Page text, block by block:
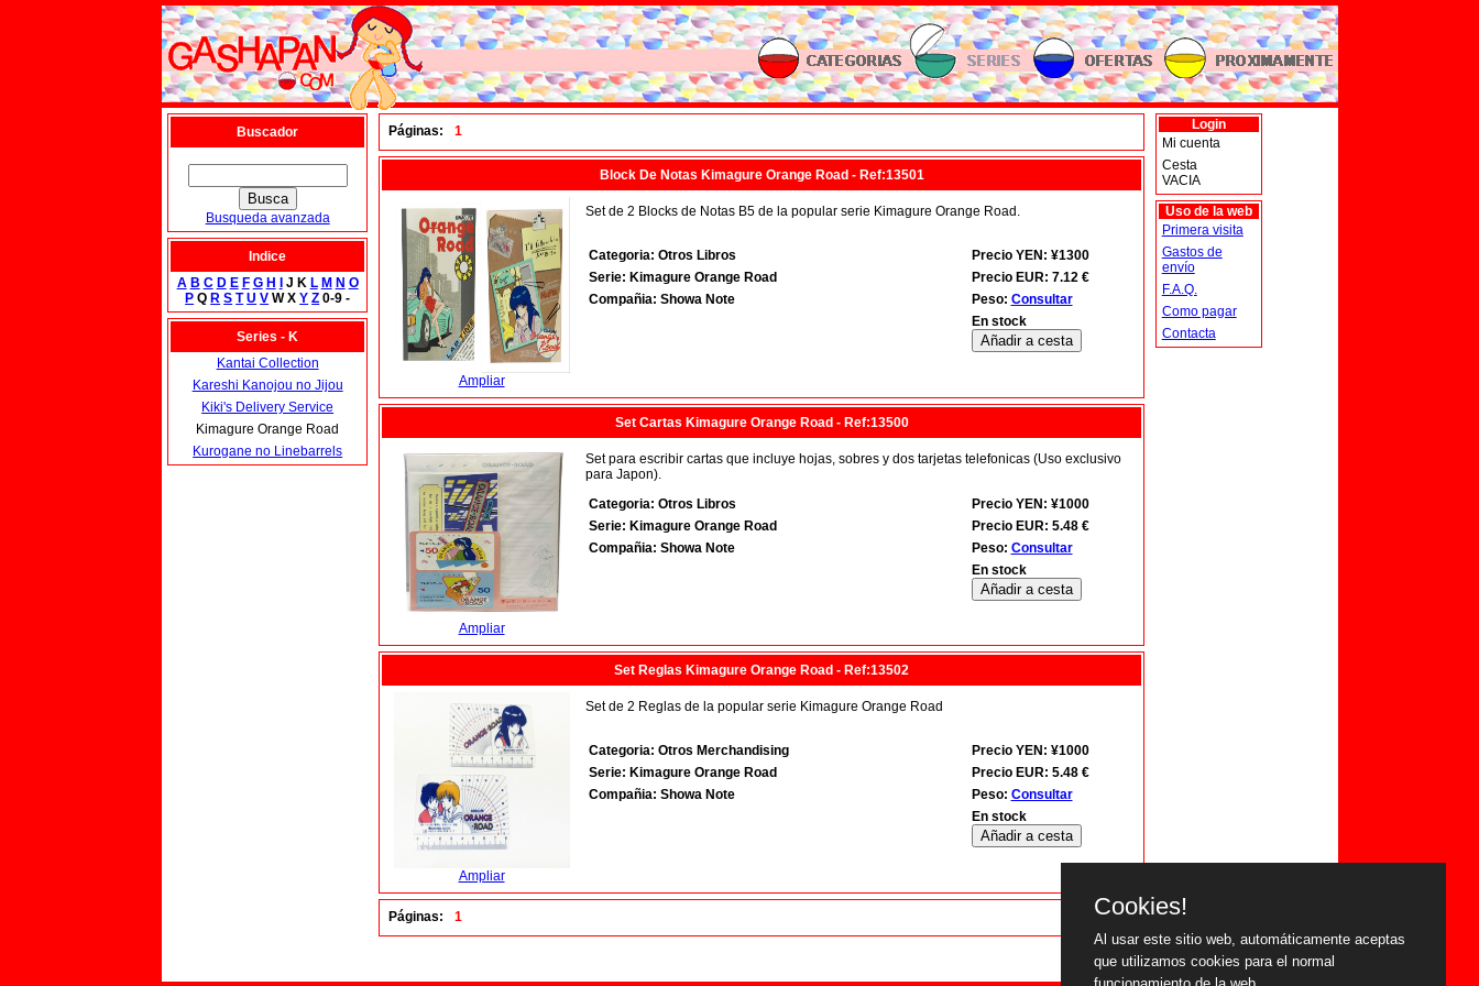
Buscador
Busqueda avanzada
Indice
A B C D E F G H J K L M N O
P Q R S T U V W XY Z 0-9 -
Series - K
Kantai Collection
Kareshi Kanojou no Jijou
Kiki's Delivery Service
Kimagure Orange Road
Kurogane no Linebarrels
Páginas: 1
Block De Notas Kimagure Orange Road - Ref:13501
Ampliar
Set de 2 Blocks de Notas B5 de la popular serie Kimagure Orange Road.
Categoria: Otros Libros
Serie: Kimagure Orange Road
Compañia: Showa Note
Precio YEN: ¥1300
Precio EUR: 7.12 €
Peso: Consultar
En stock
Set Cartas Kimagure Orange Road - Ref:13500
Ampliar
Set para escribir cartas que incluye hojas, sobres y dos tarjetas telefonicas (Uso exclusivo
para Japon).
Categoria: Otros Libros
Serie: Kimagure Orange Road
Compañia: Showa Note
Precio YEN: ¥1000
Precio EUR: 5.48 €
Peso: Consultar
En stock
Set Reglas Kimagure Orange Road - Ref:13502
Ampliar
Set de 2 Reglas de la popular serie Kimagure Orange Road
Categoria: Otros Merchandising
Serie: Kimagure Orange Road
Compañia: Showa Note
Precio YEN: ¥1000
Precio EUR: 5.48 €
Peso: Consultar
En stock
Páginas: 1
Login
Mi cuenta
Cesta
VACIA
Uso de la web
Primera visita
Gastos de
envío
F.A.Q.
Como pagar
Contacta
Cookies!
Al usar este sitio web, automáticamente aceptas
que utilizamos cookies para el normal